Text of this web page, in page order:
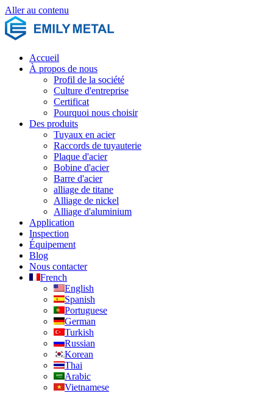
Aller au contenu
Accueil
À propos de nous
Profil de la société
Culture d'entreprise
Certificat
Pourquoi nous choisir
Des produits
Tuyaux en acier
Raccords de tuyauterie
Plaque d'acier
Bobine d'acier
Barre d'acier
alliage de titane
Alliage de nickel
Alliage d'aluminium
Application
Inspection
Équipement
Blog
Nous contacter
French
English
Spanish
Portuguese
German
Turkish
Russian
Korean
Thai
Arabic
Vietnamese